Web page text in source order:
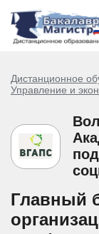
Дистанционное
Управление и
Главный